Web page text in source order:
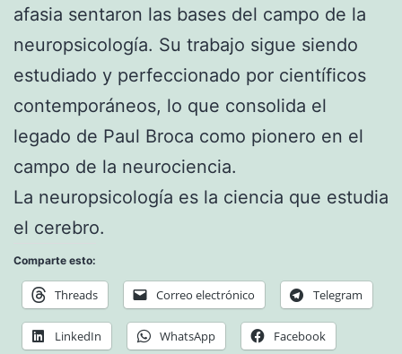
afasia sentaron las bases del campo de la
neuropsicología. Su trabajo sigue siendo
estudiado y perfeccionado por científicos
contemporáneos, lo que consolida el
legado de Paul Broca como pionero en el
campo de la neurociencia.
La neuropsicología es la ciencia que estudia
el cerebro.
Comparte esto:
Threads Correo electrónico Telegram
LinkedIn WhatsApp Facebook